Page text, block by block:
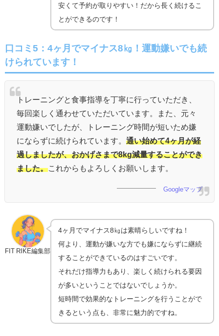
安くて予約が取りやすい！だから長く続けるこ
とができるのです！
口コミ5：4ヶ月でマイナス8㎏！運動嫌いでも続
けられています！
トレーニングと食事指導を丁寧に行っていただき、
毎回楽しく通わせていただいています。また、元々
運動嫌いでしたが、トレーニング時間が短いため嫌
にならずに続けられています。 通い始めて4ヶ月が経
過しましたが、おかげさまで8kg減量することができ
ました。これからもよろしくお願いします。
Googleマップ
FIT RIKE編集部
4ヶ月でマイナス8㎏は素晴らしいですね！
何より、運動が嫌いな方でも嫌にならずに継続
することができているのはすごいです。
それだけ指導力もあり、楽しく続けられる要因
が多いということではないでしょうか。
短時間で効果的なトレーニングを行うことがで
きるという点も、非常に魅力的ですね。